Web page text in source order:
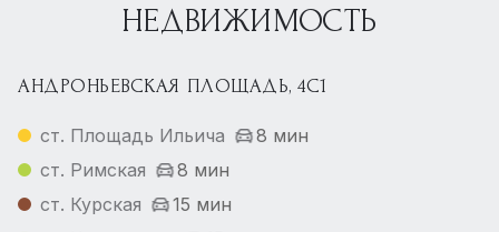
НЕДВИЖИМОСТЬ
АНДРОНЬЕВСКАЯ ПЛОЩАДЬ, 4С1
ст. Площадь Ильича
8 мин
ст. Римская
8 мин
ст. Курская
15 мин